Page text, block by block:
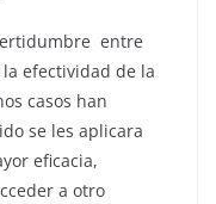
entre
efectividad de la
casos han
se les aplicara
eficacia,
a otro